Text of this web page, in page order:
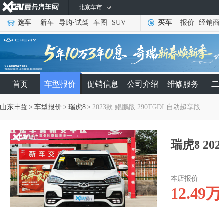
北京车市
选车 新车 导购•试驾 车图 SUV 买车 报价 经销商
首页 车型报价 促销信息 公司介绍 维修服务
山东丰益 > 车型报价 > 瑞虎8 > 2023款 鲲鹏版 290TGDI 自动超享版
瑞虎8
本店报价
12.49